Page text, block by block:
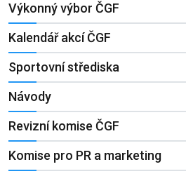
Výkonný výbor ČGF
Kalendář akcí ČGF
Sportovní střediska
Návody
Revizní komise ČGF
Komise pro PR a marketing